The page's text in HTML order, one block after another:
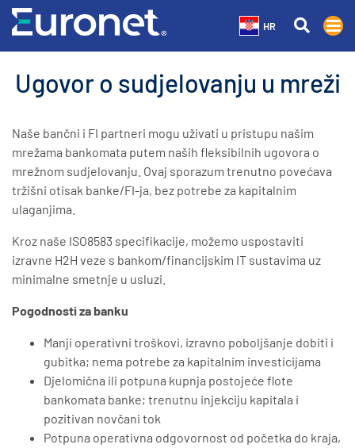
HR
Ugovor o sudjelovanju u mreži
Naše bančni i FI partneri mogu uživati u pristupu našim
mrežama bankomata putem naših fleksibilnih ugovora o
mrežnom sudjelovanju. Ovaj sporazum trenutno povećava
tržišni otisak banke/FI-ja, bez potrebe za kapitalnim
ulaganjima.
Kroz naše ISO8583 specifikacije, možemo uspostaviti
izravne H2H veze s bankom/financijskim IT sustavima uz
minimalne smetnje u usluzi.
Pogodnosti za banku
Manji operativni troškovi, izravno poboljšanje dobiti i
gubitka; nema potrebe za kapitalnim investicijama
Djelomična ili potpuna kupnja postojeće flote
bankomata banke; trenutnu injekciju kapitala i
pozitivan novčani tok
Potpuna operativna odgovornost od početka do kraja,